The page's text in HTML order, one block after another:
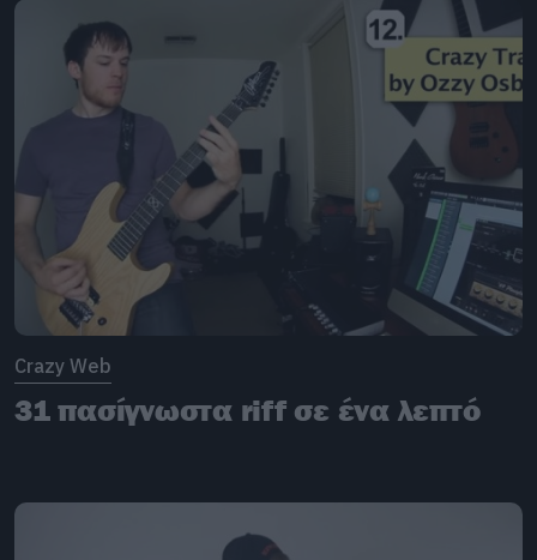
Crazy Web
31 πασίγνωστα riff σε ένα λεπτό